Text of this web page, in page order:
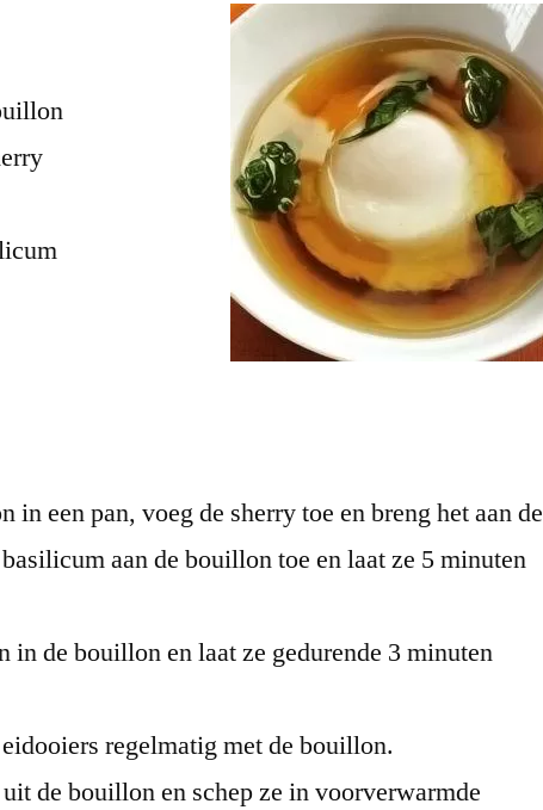
in een pan, voeg de sherry toe en breng het aan de
aan de bouillon toe en laat ze 5 minuten
in de bouillon en laat ze gedurende 3 minuten
regelmatig met de bouillon.
de bouillon en schep ze in voorverwarmde